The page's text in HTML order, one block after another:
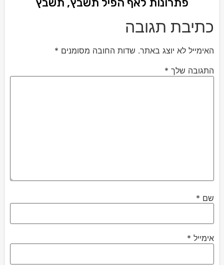
כתיבת תגובה
האימייל לא יוצג באתר. שדות החובה מסומנים *
התגובה שלך *
שם *
אימייל *